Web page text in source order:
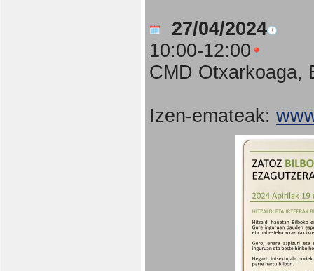
27/04/2024
10:00-12:00
CMD Otxarkoaga,
Izen-emateak: